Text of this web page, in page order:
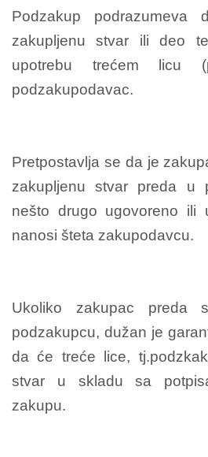
Podzakup podrazumeva
zakupljenu stvar ili deo
upotrebu trećem licu
podzakupodavac.
Pretpostavlja se da je
zakupljenu stvar preda u
nešto drugo ugovoreno ili
nanosi šteta zakupodavcu.
Ukoliko zakupac preda
podzakupcu, dužan je
da će treće lice,
stvar u skladu sa
zakupu.